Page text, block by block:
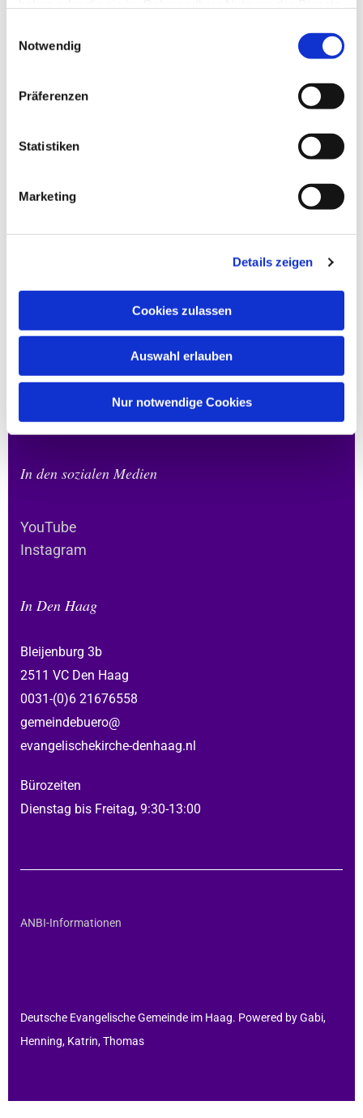
Notwendig
Präferenzen
Statistiken
Marketing
Details zeigen
Cookies zulassen
Auswahl erlauben
Nur notwendige Cookies
Wir sind für Sie da
Leben
Da sein
Verbunden bleiben
Service
In den sozialen Medien
YouTube
Instagram
In Den Haag
Bleijenburg 3b
2511 VC Den Haag
0031-(0)6 21676558
gemeindebuero@
evangelischekirche-denhaag.nl
Bürozeiten
Dienstag bis Freitag, 9:30-13:00
ANBI-Informationen
Deutsche Evangelische Gemeinde im Haag. Powered by Gabi,
Henning, Katrin, Thomas